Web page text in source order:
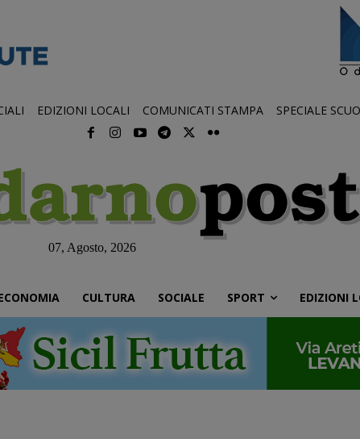
EDIZIONI LOCALI COMUNICATI STAMPA SPECIALE
07, Agosto, 2026
CULTURA SOCIALE SPORT EDIZIONI